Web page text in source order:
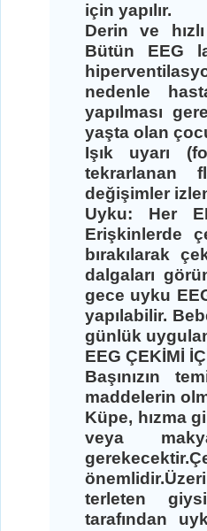
için yapılır.
Derin ve
Bütün EEG
nedenle
yapılması
yaşta olan
Işık uyarı
tekrarlanan
değişimler
Uyku: Her
Erişkinlerde
bırakılarak
dalgaları
gece uyku
yapılabilir.
günlük
EEG ÇEKİMİ
Başınızın
maddelerin
Küpe, hızma
veya
terleten
tarafından